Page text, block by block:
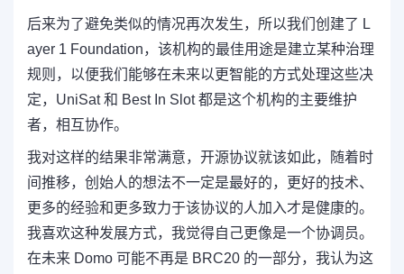
后来为了避免类似的情况再次发生，所以我们创建了 L
ayer 1 Foundation，该机构的最佳用途是建立某种治理
规则，以便我们能够在未来以更智能的方式处理这些决
定，UniSat 和 Best In Slot 都是这个机构的主要维护
者，相互协作。
我对这样的结果非常满意，开源协议就该如此，随着时
间推移，创始人的想法不一定是最好的，更好的技术、
更多的经验和更多致力于该协议的人加入才是健康的。
我喜欢这种发展方式，我觉得自己更像是一个协调员。
在未来 Domo 可能不再是 BRC20 的一部分，我认为这